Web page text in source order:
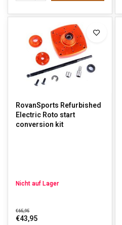
RovanSports Refurbished
Electric Roto start
conversion kit
Nicht auf Lager
€65,95
€43,95